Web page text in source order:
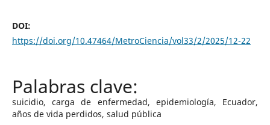
DOI:
https://doi.org/10.47464/MetroCiencia/vol33/2/2025/12-22
suicidio, carga de enfermedad, epidemiología, Ecuador,
años de vida perdidos, salud pública